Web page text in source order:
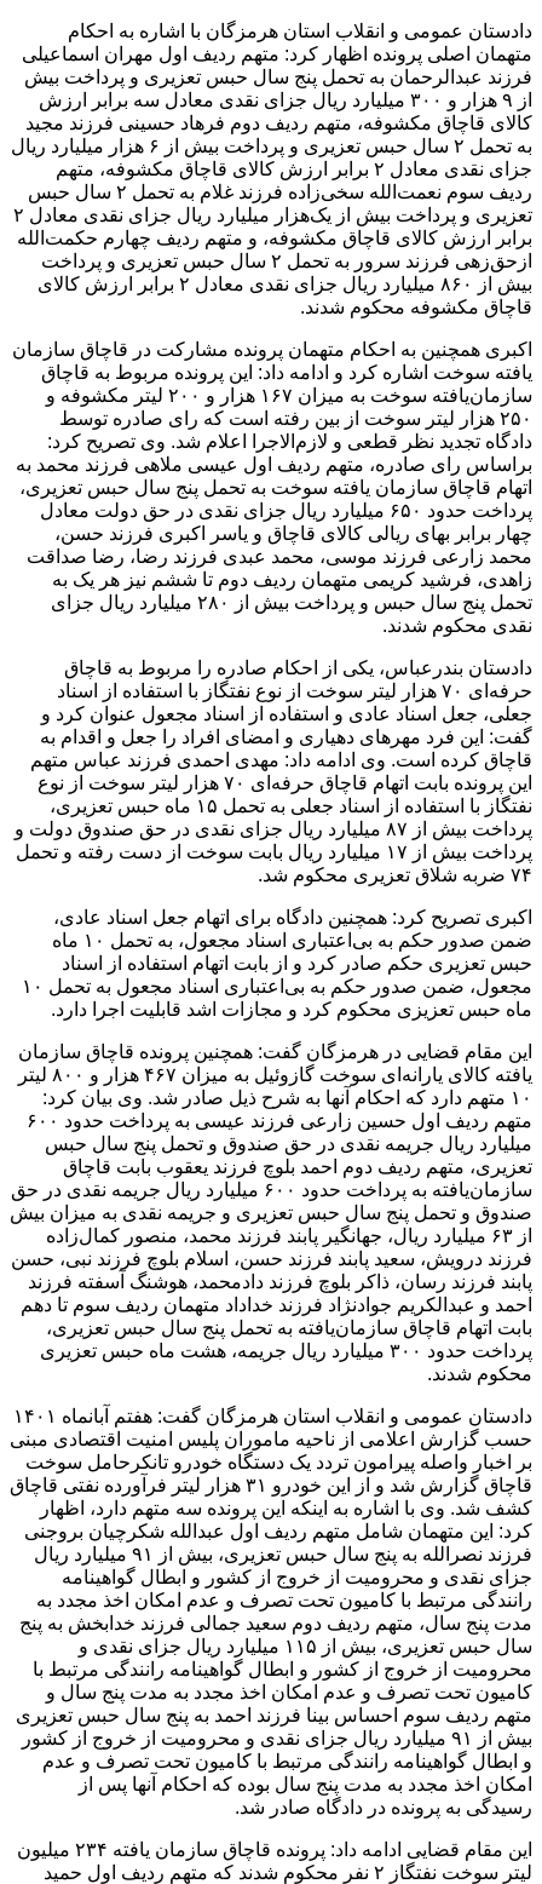
دادستان عمومی و انقلاب استان هرمزگان با اشاره به احکام
متهمان اصلی پرونده اظهار کرد: متهم ردیف اول مهران اسماعیلی
فرزند عبدالرحمان به تحمل پنج سال حبس تعزیری و پرداخت بیش
از ۹ هزار و ۳۰۰ میلیارد ریال جزای نقدی معادل سه برابر ارزش
کالای قاچاق مکشوفه، متهم ردیف دوم فرهاد حسینی فرزند مجید
به تحمل ۲ سال حبس تعزیری و پرداخت بیش از ۶ هزار میلیارد ریال
جزای نقدی معادل ۲ برابر ارزش کالای قاچاق مکشوفه، متهم
ردیف سوم نعمت‌الله سخی‌زاده فرزند غلام به تحمل ۲ سال حبس
تعزیری و پرداخت بیش از یک‌هزار میلیارد ریال جزای نقدی معادل ۲
برابر ارزش کالای قاچاق مکشوفه، و متهم ردیف چهارم حکمت‌الله
ازحق‌زهی فرزند سرور به تحمل ۲ سال حبس تعزیری و پرداخت
بیش از ۸۶۰ میلیارد ریال جزای نقدی معادل ۲ برابر ارزش کالای
قاچاق مکشوفه محکوم شدند.
اکبری همچنین به احکام متهمان پرونده مشارکت در قاچاق سازمان
یافته سوخت اشاره کرد و ادامه داد: این پرونده مربوط به قاچاق
سازمان‌یافته سوخت به میزان ۱۶۷ هزار و ۲۰۰ لیتر مکشوفه و
۲۵۰ هزار لیتر سوخت از بین رفته است که رای صادره توسط
دادگاه تجدید نظر قطعی و لازم‌الاجرا اعلام شد. وی تصریح کرد:
براساس رای صادره، متهم ردیف اول عیسی ملاهی فرزند محمد به
اتهام قاچاق سازمان یافته سوخت به تحمل پنج سال حبس تعزیری،
پرداخت حدود ۶۵۰ میلیارد ریال جزای نقدی در حق دولت معادل
چهار برابر بهای ریالی کالای قاچاق و یاسر اکبری فرزند حسن،
محمد زارعی فرزند موسی، محمد عبدی فرزند رضا، رضا صداقت
زاهدی، فرشید کریمی متهمان ردیف دوم تا ششم نیز هر یک به
تحمل پنج سال حبس و پرداخت بیش از ۲۸۰ میلیارد ریال جزای
نقدی محکوم شدند.
دادستان بندرعباس، یکی از احکام صادره را مربوط به قاچاق
حرفه‌ای ۷۰ هزار لیتر سوخت از نوع نفتگاز با استفاده از اسناد
جعلی، جعل اسناد عادی و استفاده از اسناد مجعول عنوان کرد و
گفت: این فرد مهر‌های دهیاری و امضای افراد را جعل و اقدام به
قاچاق کرده است. وی ادامه داد: مهدی احمدی فرزند عباس متهم
این پرونده بابت اتهام قاچاق حرفه‌ای ۷۰ هزار لیتر سوخت از نوع
نفتگاز با استفاده از اسناد جعلی به تحمل ۱۵ ماه حبس تعزیری،
پرداخت بیش از ۸۷ میلیارد ریال جزای نقدی در حق صندوق دولت و
پرداخت بیش از ۱۷ میلیارد ریال بابت سوخت از دست رفته و تحمل
۷۴ ضربه شلاق تعزیری محکوم شد.
اکبری تصریح کرد: همچنین دادگاه برای اتهام جعل اسناد عادی،
ضمن صدور حکم به بی‌اعتباری اسناد مجعول، به تحمل ۱۰ ماه
حبس تعزیری حکم صادر کرد و از بابت اتهام استفاده از اسناد
مجعول، ضمن صدور حکم به بی‌اعتباری اسناد مجعول به تحمل ۱۰
ماه حبس تعزیزی محکوم کرد و مجازات اشد قابلیت اجرا دارد.
این مقام قضایی در هرمزگان گفت: همچنین پرونده قاچاق سازمان
یافته کالای یارانه‌ای سوخت گازوئیل به میزان ۴۶۷ هزار و ۸۰۰ لیتر
۱۰ متهم دارد که احکام آنها به شرح ذیل صادر شد. وی بیان کرد:
متهم ردیف اول حسین زارعی فرزند عیسی به پرداخت حدود ۶۰۰
میلیارد ریال جریمه نقدی در حق صندوق و تحمل پنج سال حبس
تعزیری، متهم ردیف دوم احمد بلوچ فرزند یعقوب بابت قاچاق
سازمان‌یافته به پرداخت حدود ۶۰۰ میلیارد ریال جریمه نقدی در حق
صندوق و تحمل پنج سال حبس تعزیری و جریمه نقدی به میزان بیش
از ۶۳ میلیارد ریال، جهانگیر پابند فرزند محمد، منصور کمال‌زاده
فرزند درویش، سعید پابند فرزند حسن، اسلام بلوچ فرزند نبی، حسن
پابند فرزند رسان، ذاکر بلوچ فرزند دادمحمد، هوشنگ آسفته فرزند
احمد و عبدالکریم جوادنژاد فرزند خداداد متهمان ردیف سوم تا دهم
بابت اتهام قاچاق سازمان‌یافته به تحمل پنج سال حبس تعزیری،
پرداخت حدود ۳۰۰ میلیارد ریال جریمه، هشت ماه حبس تعزیری
محکوم شدند.
دادستان عمومی و انقلاب استان هرمزگان گفت: هفتم آبانماه ۱۴۰۱
حسب گزارش اعلامی از ناحیه ماموران پلیس امنیت اقتصادی مبنی
بر اخبار واصله پیرامون تردد یک دستگاه خودرو تانکرحامل سوخت
قاچاق گزارش شد و از این خودرو ۳۱ هزار لیتر فرآورده نفتی قاچاق
کشف شد. وی با اشاره به اینکه این پرونده سه متهم دارد، اظهار
کرد: این متهمان شامل متهم ردیف اول عبدالله شکرچیان بروجنی
فرزند نصرالله به پنج سال حبس تعزیری، بیش از ۹۱ میلیارد ریال
جزای نقدی و محرومیت از خروج از کشور و ابطال گواهینامه
رانندگی مرتبط با کامیون تحت تصرف و عدم امکان اخذ مجدد به
مدت پنج سال، متهم ردیف دوم سعید جمالی فرزند خدابخش به پنج
سال حبس تعزیری، بیش از ۱۱۵ میلیارد ریال جزای نقدی و
محرومیت از خروج از کشور و ابطال گواهینامه رانندگی مرتبط با
کامیون تحت تصرف و عدم امکان اخذ مجدد به مدت پنج سال و
متهم ردیف سوم احساس بینا فرزند احمد به پنج سال حبس تعزیری
بیش از ۹۱ میلیارد ریال جزای نقدی و محرومیت از خروج از کشور
و ابطال گواهینامه رانندگی مرتبط با کامیون تحت تصرف و عدم
امکان اخذ مجدد به مدت پنج سال بوده که احکام آنها پس از
رسیدگی به پرونده در دادگاه صادر شد.
این مقام قضایی ادامه داد: پرونده قاچاق سازمان یافته ۲۳۴ میلیون
لیتر سوخت نفتگاز ۲ نفر محکوم شدند که متهم ردیف اول حمید